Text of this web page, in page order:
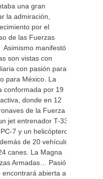
una gran
la admiración,
por el
de las Fuerzas
manifestó
son vistas con
con pasión para
para México. La
conformada por 19
donde en 12
de la Fuerza
jet entrenador T-33,
7 y un helicóptero
de 20 vehículos
canes. La Magna
Armadas… Pasión
abierta al